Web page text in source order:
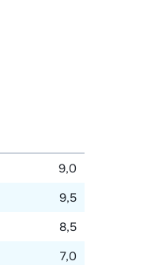
9,0
9,5
8,5
7,0